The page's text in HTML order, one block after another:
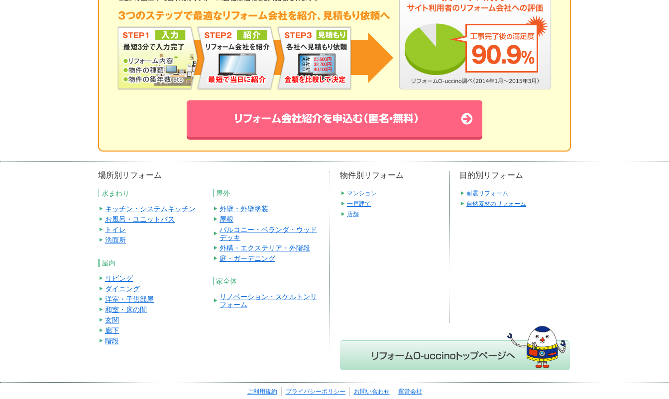
場所別リフォーム
水まわり
キッチン・システムキッチン
お風呂・ユニットバス
トイレ
洗面所
屋内
リビング
ダイニング
洋室・子供部屋
和室・床の間
玄関
廊下
階段
屋外
外壁・外壁塗装
屋根
バルコニー・ベランダ・ウッド
デッキ
外構・エクステリア・外階段
庭・ガーデニング
家全体
リノベーション・スケルトンリ
フォーム
物件別リフォーム
マンション
一戸建て
店舗
目的別リフォーム
耐震リフォーム
自然素材のリフォーム
ご利用規約 プライバシーポリシー お問い合わせ 運営会社